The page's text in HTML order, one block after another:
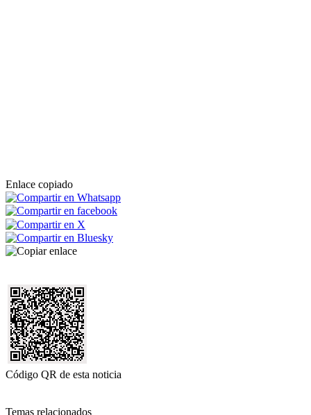
Enlace copiado
Código QR de esta noticia
Temas relacionados